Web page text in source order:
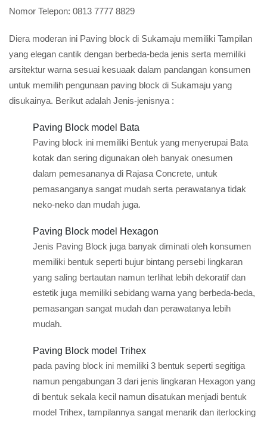
Nomor Telepon: 0813 7777 8829
Diera moderan ini Paving block di Sukamaju memiliki Tampilan
yang elegan cantik dengan berbeda-beda jenis serta memiliki
arsitektur warna sesuai kesuaak dalam pandangan konsumen
untuk memilih pengunaan paving block di Sukamaju yang
disukainya. Berikut adalah Jenis-jenisnya :
Paving Block model Bata
Paving block ini memiliki Bentuk yang menyerupai Bata
kotak dan sering digunakan oleh banyak onesumen
dalam pemesananya di Rajasa Concrete, untuk
pemasanganya sangat mudah serta perawatanya tidak
neko-neko dan mudah juga.
Paving Block model Hexagon
Jenis Paving Block juga banyak diminati oleh konsumen
memiliki bentuk seperti bujur bintang persebi lingkaran
yang saling bertautan namun terlihat lebih dekoratif dan
estetik juga memiliki sebidang warna yang berbeda-beda,
pemasangan sangat mudah dan perawatanya lebih
mudah.
Paving Block model Trihex
pada paving block ini memiliki 3 bentuk seperti segitiga
namun pengabungan 3 dari jenis lingkaran Hexagon yang
di bentuk sekala kecil namun disatukan menjadi bentuk
model Trihex, tampilannya sangat menarik dan iterlocking